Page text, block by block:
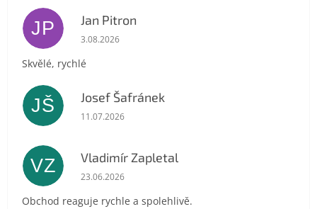
JP Jan Pitron
Hodnocení obchodu je 5 z 5 hvězdiček.
3.08.2026
Skvělé, rychlé
JŠ Josef Šafránek
Hodnocení obchodu je 5 z 5 hvězdiček.
11.07.2026
VZ Vladimír Zapletal
Hodnocení obchodu je 5 z 5 hvězdiček.
23.06.2026
Obchod reaguje rychle a spolehlivě.